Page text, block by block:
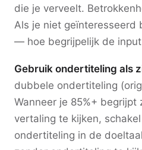
die je verveelt.
Als je niet geïnteresseerd
— hoe begrijpelijk de
Gebruik ondertiteling als
dubbele ondertiteling
Wanneer je 85%+ begrijpt
vertaling te kijken,
ondertiteling in de